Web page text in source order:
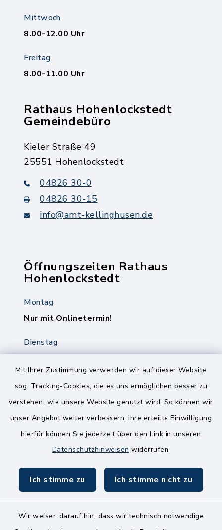
Mit Ihrer Zustimmung verwenden wir auf dieser Website
sog. Tracking-Cookies, die es uns ermöglichen besser zu
verstehen, wie unsere Website genutzt wird. So können wir
unser Angebot weiter verbessern. Ihre erteilte Einwilligung
hierfür können Sie jederzeit über den Link in unseren
Datenschutzhinweisen widerrufen.
Ich stimme zu Ich stimme nicht zu
Wir weisen darauf hin, dass wir technisch notwendige
Mittwoch
8.00-12.00 Uhr
Freitag
8.00-11.00 Uhr
Rathaus Hohenlockstedt
Gemeindebüro
Kieler Straße 49
25551 Hohenlockstedt
04826 30-0
04826 30-15
info@amt-kellinghusen.de
Öffnungszeiten Rathaus
Hohenlockstedt
Montag
Nur mit Onlinetermin!
Dienstag
8.00-12.00 Uhr
14.00-18.00 Uhr
Freitag
8.00-11.00 Uhr